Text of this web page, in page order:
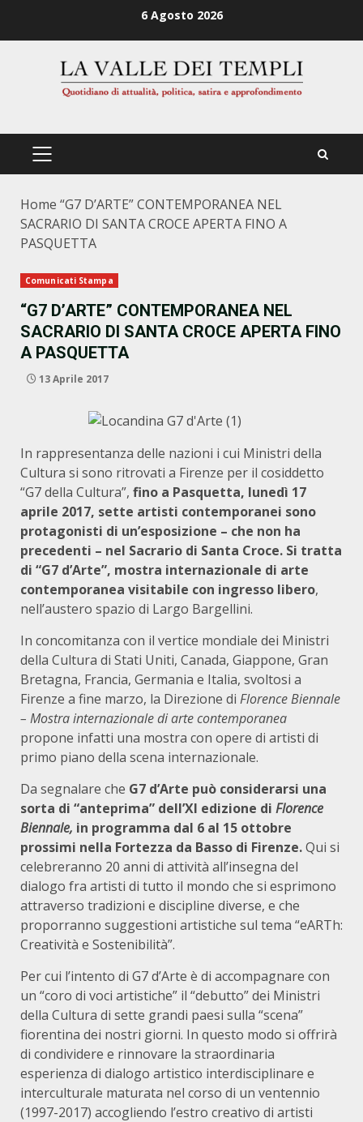
6 Agosto 2026
PRIMÄRES
Home “G7 D’ARTE” CONTEMPORANEA NEL
SACRARIO DI SANTA CROCE APERTA FINO A
PASQUETTA
Comunicati Stampa
“G7 D’ARTE” CONTEMPORANEA NEL
SACRARIO DI SANTA CROCE APERTA FINO
A PASQUETTA
13 Aprile 2017
In rappresentanza delle nazioni i cui Ministri della
Cultura si sono ritrovati a Firenze per il cosiddetto
“G7 della Cultura”, fino a Pasquetta, lunedì 17
aprile 2017, sette artisti contemporanei sono
protagonisti di un’esposizione – che non ha
precedenti – nel Sacrario di Santa Croce. Si tratta
di “G7 d’Arte”, mostra internazionale di arte
contemporanea visitabile con ingresso libero,
nell’austero spazio di Largo Bargellini.
In concomitanza con il vertice mondiale dei Ministri
della Cultura di Stati Uniti, Canada, Giappone, Gran
Bretagna, Francia, Germania e Italia, svoltosi a
Firenze a fine marzo, la Direzione di Florence Biennale
– Mostra internazionale di arte contemporanea
propone infatti una mostra con opere di artisti di
primo piano della scena internazionale.
Da segnalare che G7 d’Arte può considerarsi una
sorta di “anteprima” dell’XI edizione di Florence
Biennale, in programma dal 6 al 15 ottobre
prossimi nella Fortezza da Basso di Firenze.Qui si
celebreranno 20 anni di attività all’insegna del
dialogo fra artisti di tutto il mondo che si esprimono
attraverso tradizioni e discipline diverse, e che
proporranno suggestioni artistiche sul tema “eARTh:
Creatività e Sostenibilità”.
Per cui l’intento di G7 d’Arte è di accompagnare con
un “coro di voci artistiche” il “debutto” dei Ministri
della Cultura di sette grandi paesi sulla “scena”
fiorentina dei nostri giorni. In questo modo si offrirà
di condividere e rinnovare la straordinaria
esperienza di dialogo artistico interdisciplinare e
interculturale maturata nel corso di un ventennio
(1997-2017) accogliendo l’estro creativo di artisti